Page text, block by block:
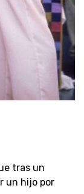
tras un
un hijo por